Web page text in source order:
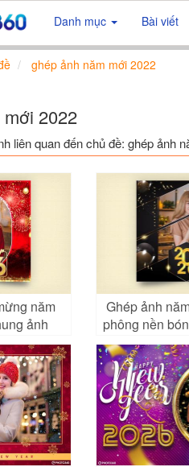
Danh mục Bài viết
ghép ảnh năm mới 2022
2022
liên quan đến chủ đề: ghép ảnh
năm
ảnh
Ghép ảnh
phông nền